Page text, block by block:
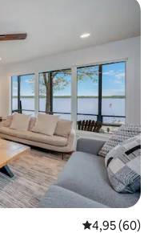
Note
4,95 (60)